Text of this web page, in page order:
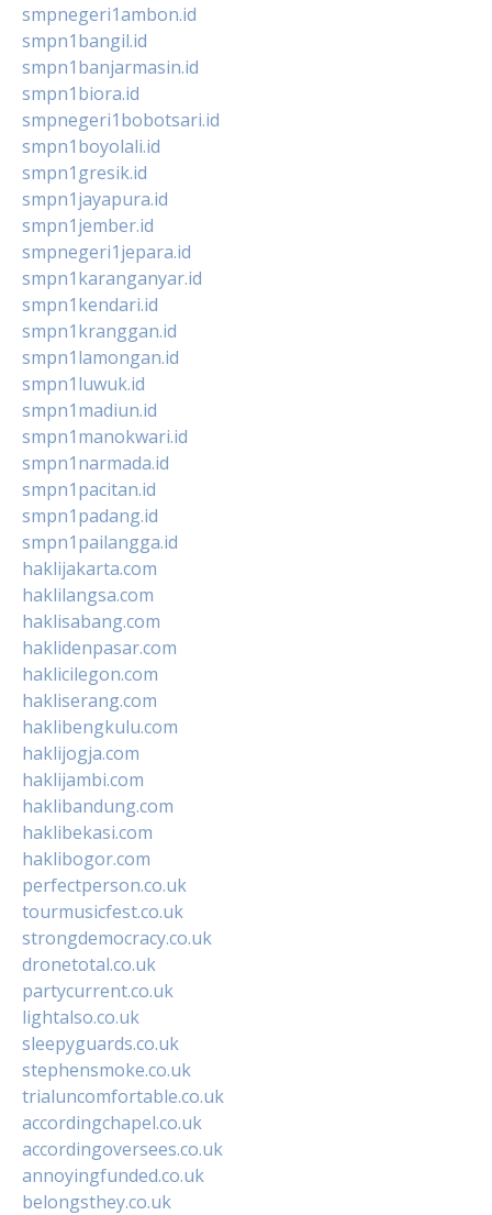
smpnegeri1ambon.id
smpn1bangil.id
smpn1banjarmasin.id
smpn1biora.id
smpnegeri1bobotsari.id
smpn1boyolali.id
smpn1gresik.id
smpn1jayapura.id
smpn1jember.id
smpnegeri1jepara.id
smpn1karanganyar.id
smpn1kendari.id
smpn1kranggan.id
smpn1lamongan.id
smpn1luwuk.id
smpn1madiun.id
smpn1manokwari.id
smpn1narmada.id
smpn1pacitan.id
smpn1padang.id
smpn1pailangga.id
haklijakarta.com
haklilangsa.com
haklisabang.com
haklidenpasar.com
haklicilegon.com
hakliserang.com
haklibengkulu.com
haklijogja.com
haklijambi.com
haklibandung.com
haklibekasi.com
haklibogor.com
perfectperson.co.uk
tourmusicfest.co.uk
strongdemocracy.co.uk
dronetotal.co.uk
partycurrent.co.uk
lightalso.co.uk
sleepyguards.co.uk
stephensmoke.co.uk
trialuncomfortable.co.uk
accordingchapel.co.uk
accordingoversees.co.uk
annoyingfunded.co.uk
belongsthey.co.uk